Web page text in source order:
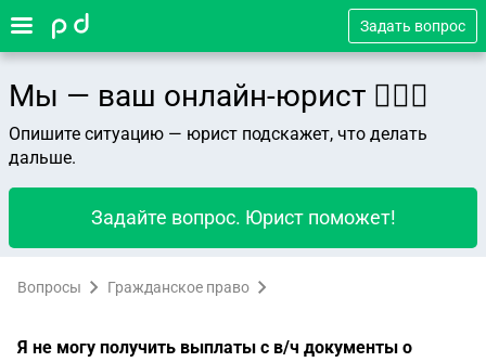
Задать вопрос
Мы — ваш онлайн-юрист 👨🏻‍⚖️
Опишите ситуацию — юрист подскажет, что делать
дальше.
Задайте вопрос. Юрист поможет!
Вопросы Гражданское право
Я не могу получить выплаты с в/ч документы о